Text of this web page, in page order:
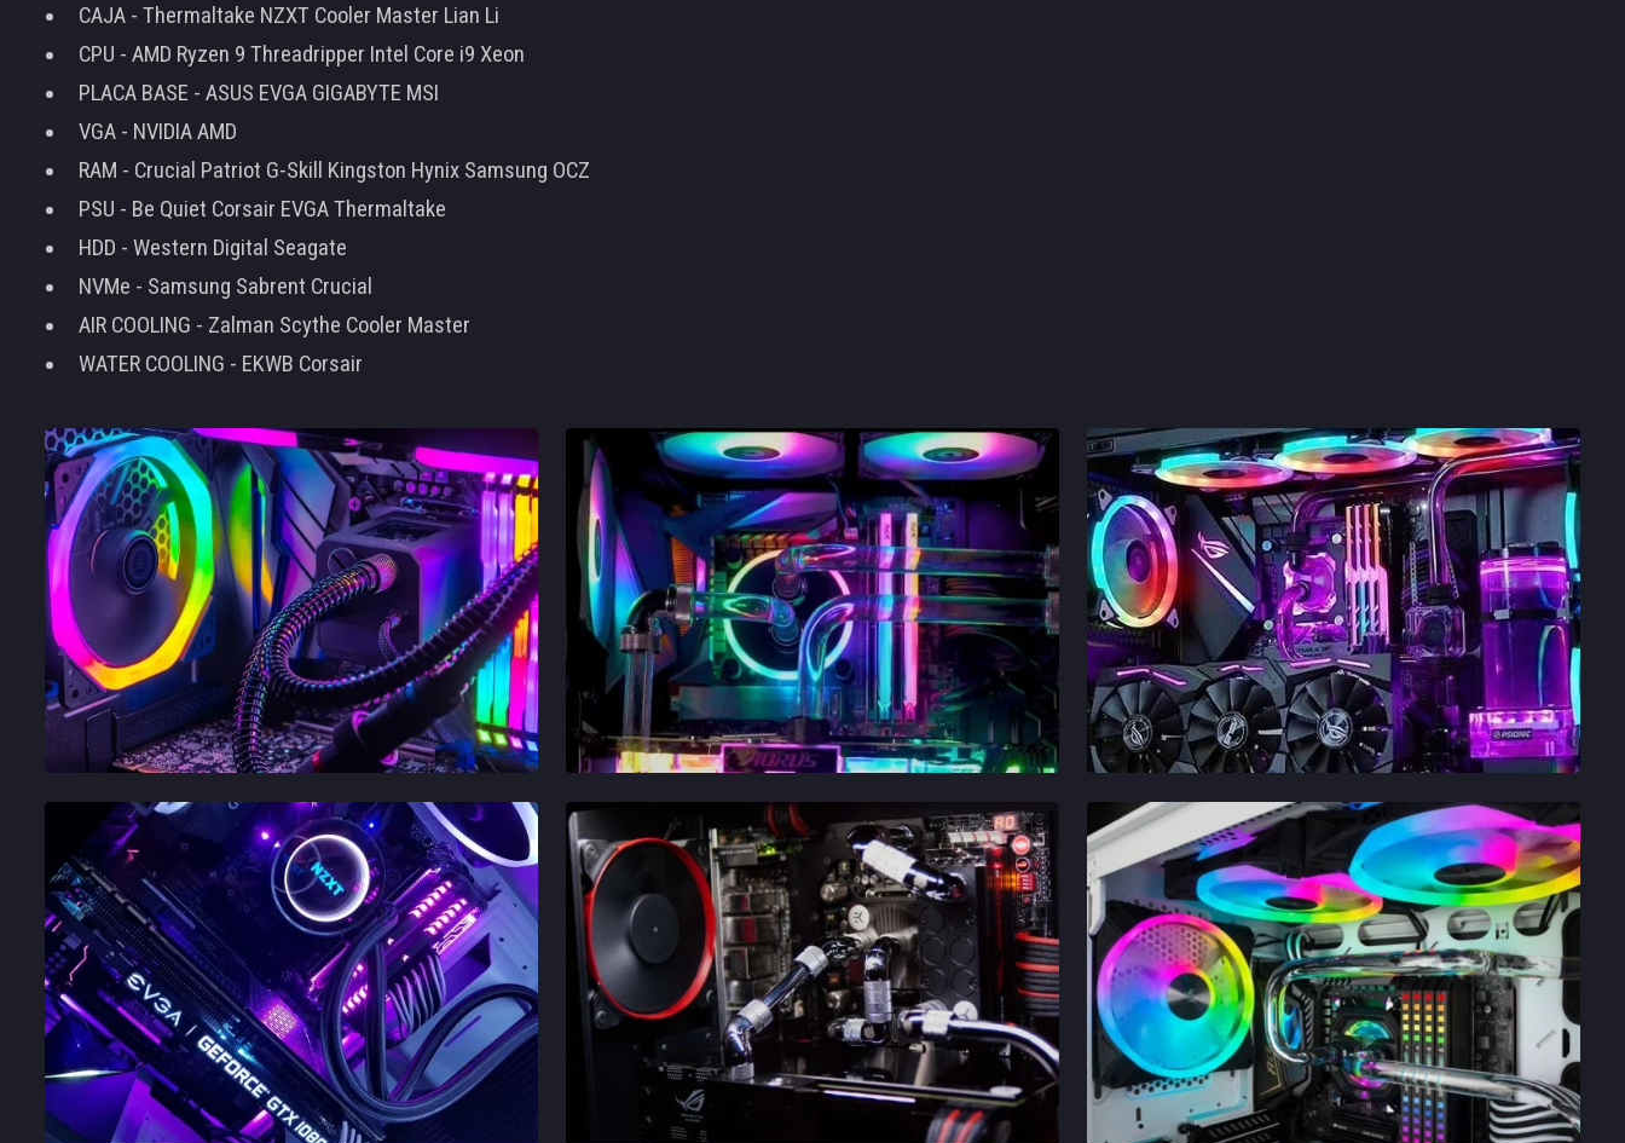
CAJA - Thermaltake NZXT Cooler Master Lian Li
CPU - AMD Ryzen 9 Threadripper Intel Core i9 Xeon
PLACA BASE - ASUS EVGA GIGABYTE MSI
VGA - NVIDIA AMD
RAM - Crucial Patriot G-Skill Kingston Hynix Samsung OCZ
PSU - Be Quiet Corsair EVGA Thermaltake
HDD - Western Digital Seagate
NVMe - Samsung Sabrent Crucial
AIR COOLING - Zalman Scythe Cooler Master
WATER COOLING - EKWB Corsair